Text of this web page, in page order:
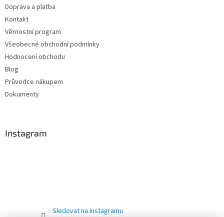
Doprava a platba
Kontakt
Věrnostní program
Všeobecné obchodní podmínky
Hodnocení obchodu
Blog
Průvodce nákupem
Dokumenty
Instagram
Sledovat na Instagramu